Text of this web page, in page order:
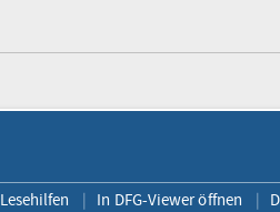
Lesehilfen In DFG-Viewer öffnen